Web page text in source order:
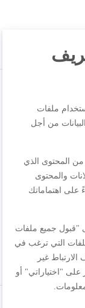
ملفات
من أجل
المحتوى الذي
والمحتوى
على اهتماماتك
"قبول جميع ملفات
التي ترغب في
غير
على "اختياراتي" أو